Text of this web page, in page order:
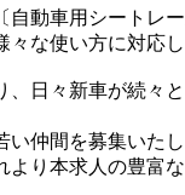
自動車用シートレ
な使い方に対応
日々新車が続々
仲間を募集いたし
り本求人の豊富